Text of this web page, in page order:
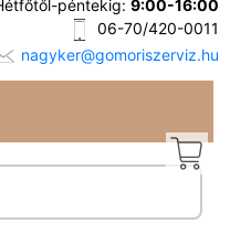
péntekig: 9:00-16:00
06-70/420-0011
nagyker@gomoriszerviz.hu